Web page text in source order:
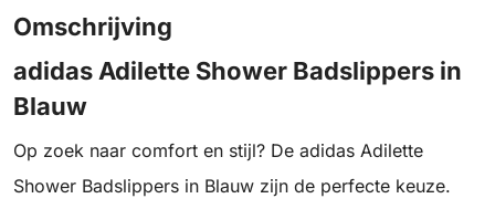
Omschrijving
adidas Adilette Shower Badslippers in
Blauw
Op zoek naar comfort en stijl? De adidas Adilette
Shower Badslippers in Blauw zijn de perfecte keuze.